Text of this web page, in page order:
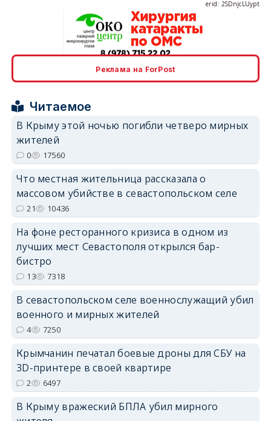
erid: 2SDnjdvhGXG
Реклама на ForPost
Читаемое
В Крыму этой ночью погибли четверо мирных
жителей
0 17560
Что местная жительница рассказала о
массовом убийстве в севастопольском селе
21 10436
На фоне ресторанного кризиса в одном из
лучших мест Севастополя открылся бар-
бистро
13 7318
В севастопольском селе военнослужащий убил
военного и мирных жителей
4 7250
Крымчанин печатал боевые дроны для СБУ на
3D-принтере в своей квартире
2 6497
В Крыму вражеский БПЛА убил мирного